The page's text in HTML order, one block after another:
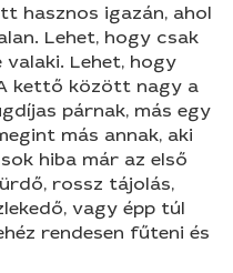
hasznos igazán, ahol
Lehet, hogy csak
Lehet, hogy
kettő között nagy a
párnak, más egy
más annak, aki
hiba már az első
rossz tájolás,
vagy épp túl
rendesen fűteni és